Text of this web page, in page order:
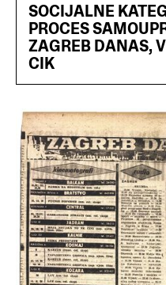
SOCIJALNE
PROCES
ZAGREB DANAS,
CIK